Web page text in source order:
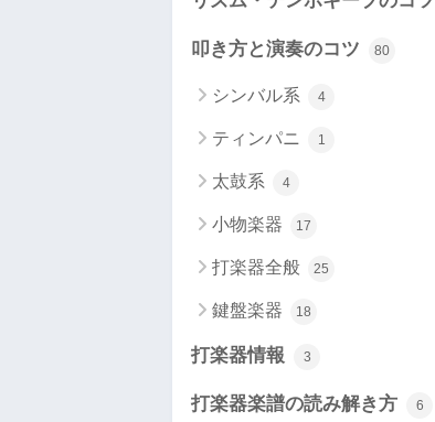
叩き方と演奏のコツ 80
シンバル系 4
ティンパニ 1
太鼓系 4
小物楽器 17
打楽器全般 25
鍵盤楽器 18
打楽器情報 3
打楽器楽譜の読み解き方 6